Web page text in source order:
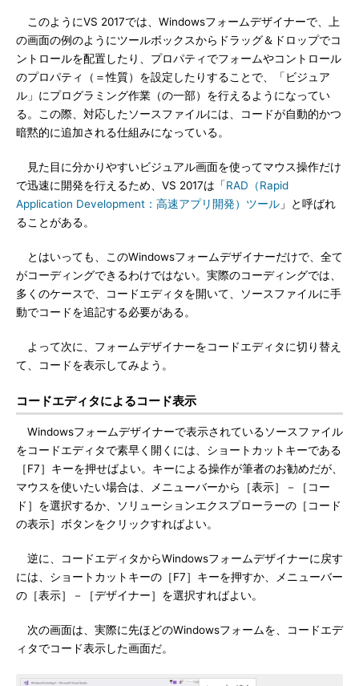
このようにVS 2017では、Windowsフォームデザイナーで、上
の画面の例のようにツールボックスからドラッグ＆ドロップでコ
ントロールを配置したり、プロパティでフォームやコントロール
のプロパティ（＝性質）を設定したりすることで、「ビジュア
ル」にプログラミング作業（の一部）を行えるようになってい
る。この際、対応したソースファイルには、コードが自動的かつ
暗黙的に追加される仕組みになっている。
見た目に分かりやすいビジュアル画面を使ってマウス操作だけ
で迅速に開発を行えるため、VS 2017は「RAD（Rapid
Application Development：高速アプリ開発）ツール 」と呼ばれ
ることがある。
とはいっても、このWindowsフォームデザイナーだけで、全て
がコーディングできるわけではない。実際のコーディングでは、
多くのケースで、コードエディタを開いて、ソースファイルに手
動でコードを追記する必要がある。
よって次に、フォームデザイナーをコードエディタに切り替え
て、コードを表示してみよう。
コードエディタによるコード表示
Windowsフォームデザイナーで表示されているソースファイル
をコードエディタで素早く開くには、ショートカットキーである
［F7］キーを押せばよい。キーによる操作が筆者のお勧めだが、
マウスを使いたい場合は、メニューバーから［表示］－［コー
ド］を選択するか、ソリューションエクスプローラーの［コード
の表示］ボタンをクリックすればよい。
逆に、コードエディタからWindowsフォームデザイナーに戻す
には、ショートカットキーの［F7］キーを押すか、メニューバー
の［表示］－［デザイナー］を選択すればよい。
次の画面は、実際に先ほどのWindowsフォームを、コードエデ
ィタでコード表示した画面だ。